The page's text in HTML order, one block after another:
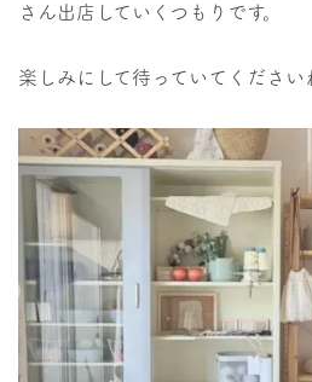
さん出店していくつもりです。
楽しみにして待っていてください